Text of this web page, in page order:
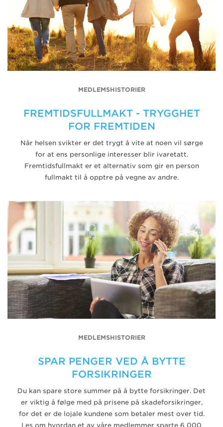
MEDLEMSHISTORIER
FREMTIDSFULLMAKT - TRYGGHET
FOR FREMTIDEN
Når helsen svikter er det trygt å vite at noen vil sørge
for at ens personlige interesser blir ivaretatt.
Fremtidsfullmakt er et alternativ som gir en person
fullmakt til å opptre på vegne av andre.
MEDLEMSHISTORIER
SPAR PENGER VED Å BYTTE
FORSIKRINGER
Du kan spare store summer på å bytte forsikringer. Det
er viktig å følge med på prisene på skadeforsikringer,
for det er de lojale kundene som betaler mest over tid.
Les om hvordan et av våre medlemmer sparte 6 000